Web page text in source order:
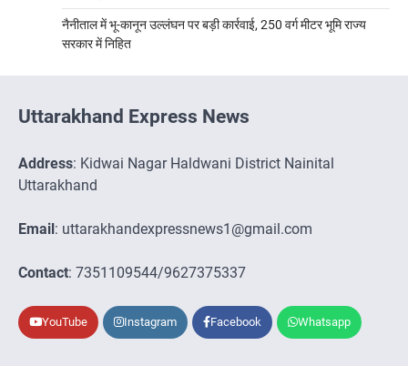
नैनीताल में भू-कानून उल्लंघन पर बड़ी कार्रवाई, 250 वर्ग मीटर भूमि राज्य
सरकार में निहित
Uttarakhand Express News
Address: Kidwai Nagar Haldwani District Nainital
Uttarakhand
Email: uttarakhandexpressnews1@gmail.com
Contact: 7351109544/9627375337
YouTube Instagram Facebook Whatsapp